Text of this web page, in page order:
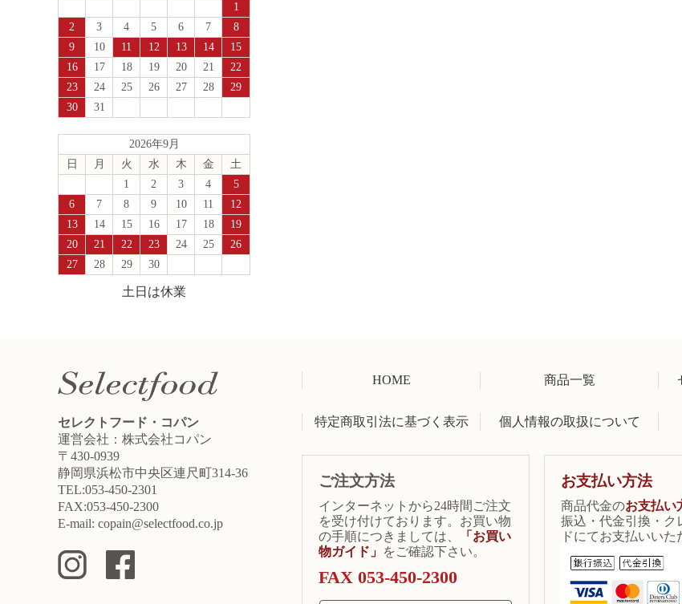
1
2
3 4 5 6 7
8
9
10 11 12 13 14
15
16
17 18 19 20 21
22
23
24 25 26 27 28
29
30
31
2026年9月
日
月 火 水 木 金
土
1
2 3 4
5
6
7 8 9 10 11
12
13
14 15 16 17 18
19
20
21 22 23 24 25
26
27
28 29 30
土日は休業
セレクトフード・コパン
運営会社：株式会社コパン
〒430-0939
静岡県浜松市中央区連尺町314-36
TEL:053-450-2301
FAX:053-450-2300
E-mail: copain@selectfood.co.jp
HOME 商品一覧
特定商取引法に基づく表示 個人情報の取扱について
ご注文方法
インターネットから24時間ご注文
を受け付けております。お買い物
の手順につきましては、
「お買い
物ガイド」 をご確認下さい。
FAX 053-450-2300
お支払い方法
商品代金のお支払い
振込・代金引換・ク
ドにてお支払いいた